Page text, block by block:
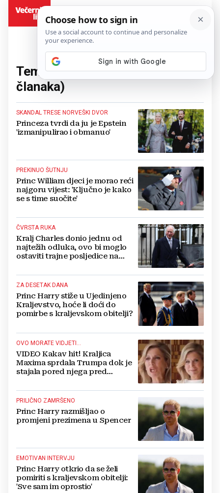
Tema:kraljevska obitelj(59
članaka)
SKANDAL TRESE NORVEŠKI DVOR
Princeza tvrdi da ju je Epstein
'izmanipulirao i obmanuo'
PREKINUO ŠUTNJU
Princ William djeci je morao reći
najgoru vijest: 'Ključno je kako
se s time suočite'
ČVRSTA RUKA
Kralj Charles donio jednu od
najtežih odluka, ovo bi moglo
ostaviti trajne posljedice na
ZA DESETAK DANA
Princ Harry stiže u Ujedinjeno
Kraljevstvo, hoće li doći do
pomirbe s kraljevskom obitelji?
OVO MORATE VIDJETI...
VIDEO Kakav hit! Kraljica
Maxima sprdala Trumpa dok je
stajala pored njega pred
lica
PRILIČNO ZAMRŠENO
Princ Harry razmišljao o
promjeni prezimena u Spencer
EMOTIVAN INTERVJU
Princ Harry otkrio da se želi
pomiriti s kraljevskom obitelji:
'Sve sam im oprostio'